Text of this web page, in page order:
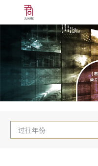
过往年份